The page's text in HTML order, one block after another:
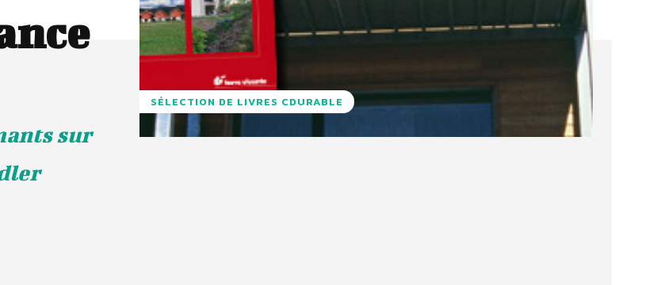
sur
SÉLECTION DE LIVRES CDURABLE